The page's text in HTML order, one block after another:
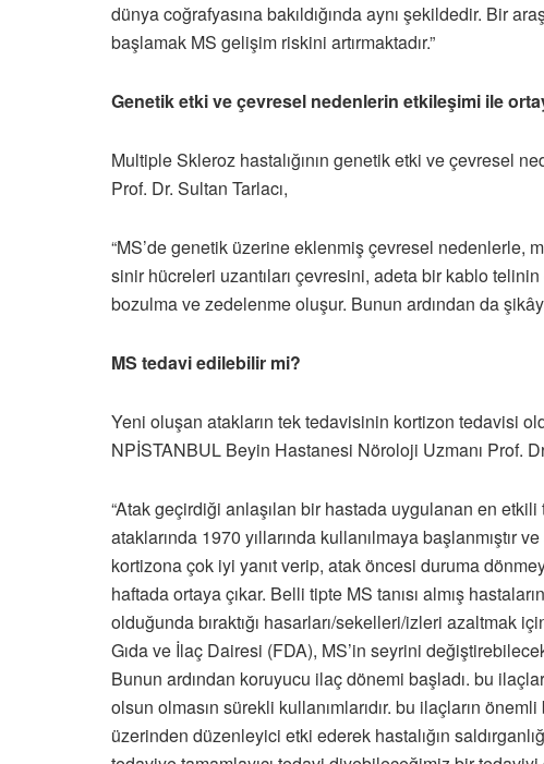
dünya coğrafyasına bakıldığında aynı şekildedir. Bir
başlamak MS gelişim riskini artırmaktadır.”
Genetik etki ve çevresel nedenlerin etkileşimi ile
Multiple Skleroz hastalığının genetik etki ve çevresel
Prof. Dr. Sultan Tarlacı,
“MS’de genetik üzerine eklenmiş çevresel nedenlerle,
sinir hücreleri uzantıları çevresini, adeta bir kablo
bozulma ve zedelenme oluşur. Bunun ardından da
MS tedavi edilebilir mi?
Yeni oluşan atakların tek tedavisinin kortizon tedavisi
NPİSTANBUL Beyin Hastanesi Nöroloji Uzmanı Prof.
“Atak geçirdiği anlaşılan bir hastada uygulanan en
ataklarında 1970 yıllarında kullanılmaya başlanmıştır
kortizona çok iyi yanıt verip, atak öncesi duruma
haftada ortaya çıkar. Belli tipte MS tanısı almış
olduğunda bıraktığı hasarları/sekelleri/izleri azaltmak
Gıda ve İlaç Dairesi (FDA), MS’in seyrini
Bunun ardından koruyucu ilaç dönemi başladı. bu
olsun olmasın sürekli kullanımlarıdır. bu ilaçların
üzerinden düzenleyici etki ederek hastalığın